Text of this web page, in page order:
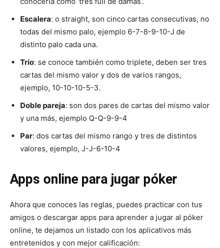
Escalera: o straight, son cinco cartas consecutivas, no
todas del mismo palo, ejemplo 6-7-8-9-10-J de
distinto palo cada una.
Trío: se conoce también como triplete, deben ser tres
cartas del mismo valor y dos de varios rangos,
ejemplo, 10-10-10-5-3.
Doble pareja: son dos pares de cartas del mismo valor
y una más, ejemplo Q-Q-9-9-4
Par: dos cartas del mismo rango y tres de distintos
valores, ejemplo, J-J-6-10-4
Apps online para jugar póker
Ahora que conoces las reglas, puedes practicar con tus
amigos o descargar apps para aprender a jugar al póker
online, te dejamos un listado con los aplicativos más
entretenidos y con mejor calificación: